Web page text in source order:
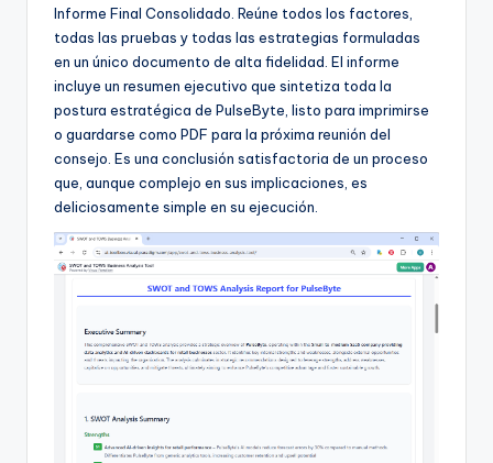
Informe Final Consolidado. Reúne todos los factores,
todas las pruebas y todas las estrategias formuladas
en un único documento de alta fidelidad. El informe
incluye un resumen ejecutivo que sintetiza toda la
postura estratégica de PulseByte, listo para imprimirse
o guardarse como PDF para la próxima reunión del
consejo. Es una conclusión satisfactoria de un proceso
que, aunque complejo en sus implicaciones, es
deliciosamente simple en su ejecución.